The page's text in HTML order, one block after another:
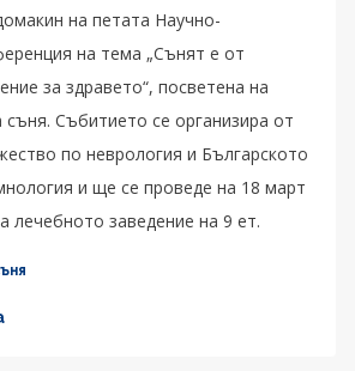
на петата Научно-
на тема „Сънят е от
за здравето“, посветена на
Събитието се организира от
по неврология и Българското
и ще се проведе на 18 март
лечебното заведение на 9 ет.